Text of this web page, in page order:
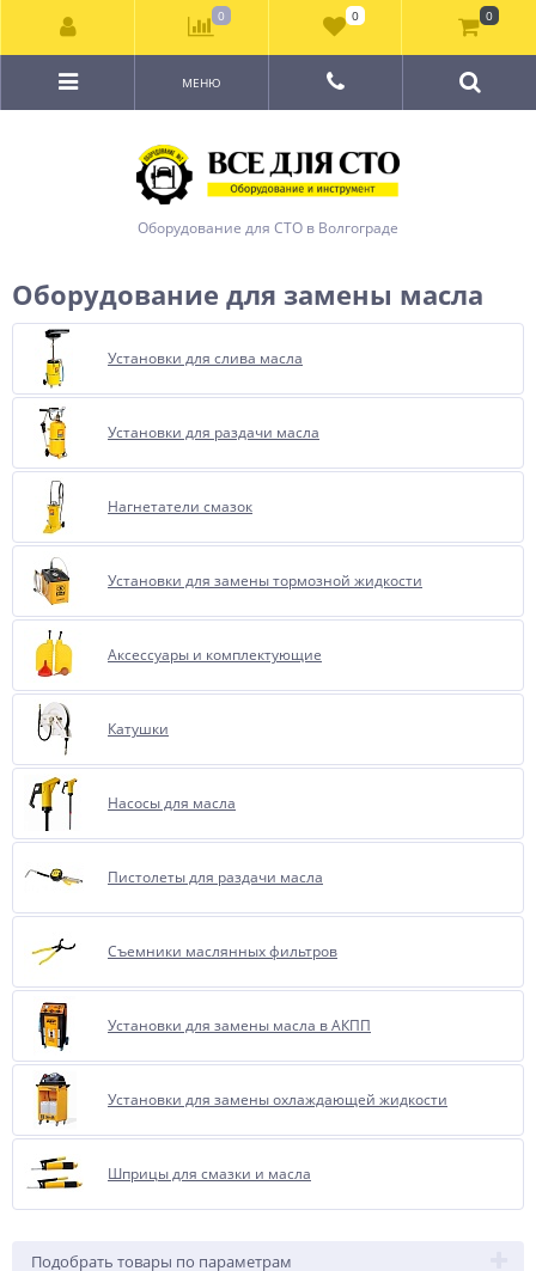
Оборудование для СТО в Волгограде
МЕНЮ
Оборудование для замены масла
Установки для слива масла
Установки для раздачи масла
Нагнетатели смазок
Установки для замены тормозной жидкости
Аксессуары и комплектующие
Катушки
Насосы для масла
Пистолеты для раздачи масла
Съемники маслянных фильтров
Установки для замены масла в АКПП
Установки для замены охлаждающей жидкости
Шприцы для смазки и масла
Подобрать товары по параметрам
0 0 0